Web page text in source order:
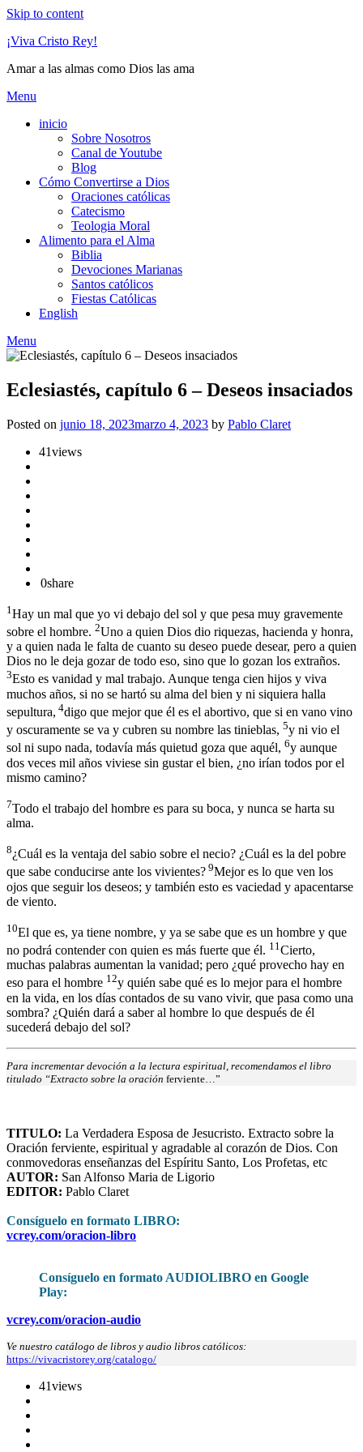
Skip to content
¡Viva Cristo Rey!
Amar a las almas como Dios las ama
Menu
inicio
Sobre Nosotros
Canal de Youtube
Blog
Cómo Convertirse a Dios
Oraciones católicas
Catecismo
Teologia Moral
Alimento para el Alma
Biblia
Devociones Marianas
Santos católicos
Fiestas Católicas
English
Menu
Eclesiastés, capítulo 6 – Deseos insaciados
Posted on junio 18, 2023marzo 4, 2023 by Pablo Claret
41views
0share
1 Hay un mal que yo vi debajo del sol y que pesa muy gravemente
sobre el hombre. 2Uno a quien Dios dio riquezas, hacienda y honra,
y a quien nada le falta de cuanto su deseo puede desear, pero a quien
Dios no le deja gozar de todo eso, sino que lo gozan los extraños.
3Esto es vanidad y mal trabajo. Aunque tenga cien hijos y viva
muchos años, si no se hartó su alma del bien y ni siquiera halla
sepultura, 4digo que mejor que él es el abortivo, que si en vano vino
y oscuramente se va y cubren su nombre las tinieblas, 5y ni vio el
sol ni supo nada, todavía más quietud goza que aquél, 6y aunque
dos veces mil años viviese sin gustar el bien, ¿no irían todos por el
mismo camino?
7Todo el trabajo del hombre es para su boca, y nunca se harta su
alma.
8¿Cuál es la ventaja del sabio sobre el necio? ¿Cuál es la del pobre
que sabe conducirse ante los vivientes? 9Mejor es lo que ven los
ojos que seguir los deseos; y también esto es vaciedad y apacentarse
de viento.
10El que es, ya tiene nombre, y ya se sabe que es un hombre y que
no podrá contender con quien es más fuerte que él. 11Cierto,
muchas palabras aumentan la vanidad; pero ¿qué provecho hay en
eso para el hombre 12y quién sabe qué es lo mejor para el hombre
en la vida, en los días contados de su vano vivir, que pasa como una
sombra? ¿Quién dará a saber al hombre lo que después de él
sucederá debajo del sol?
Para incrementar devoción a la lectura espiritual, recomendamos el libro
titulado “Extracto sobre la oración ferviente…”
TITULO: La Verdadera Esposa de Jesucristo. Extracto sobre la
Oración ferviente, espiritual y agradable al corazón de Dios. Con
conmovedoras enseñanzas del Espíritu Santo, Los Profetas, etc
AUTOR: San Alfonso Maria de Ligorio
EDITOR: Pablo Claret
Consíguelo en formato LIBRO:
vcrey.com/oracion-libro
Consíguelo en formato AUDIOLIBRO en Google
Play:
vcrey.com/oracion-audio
Ve nuestro catálogo de libros y audio libros católicos:
https://vivacristorey.org/catalogo/
41views